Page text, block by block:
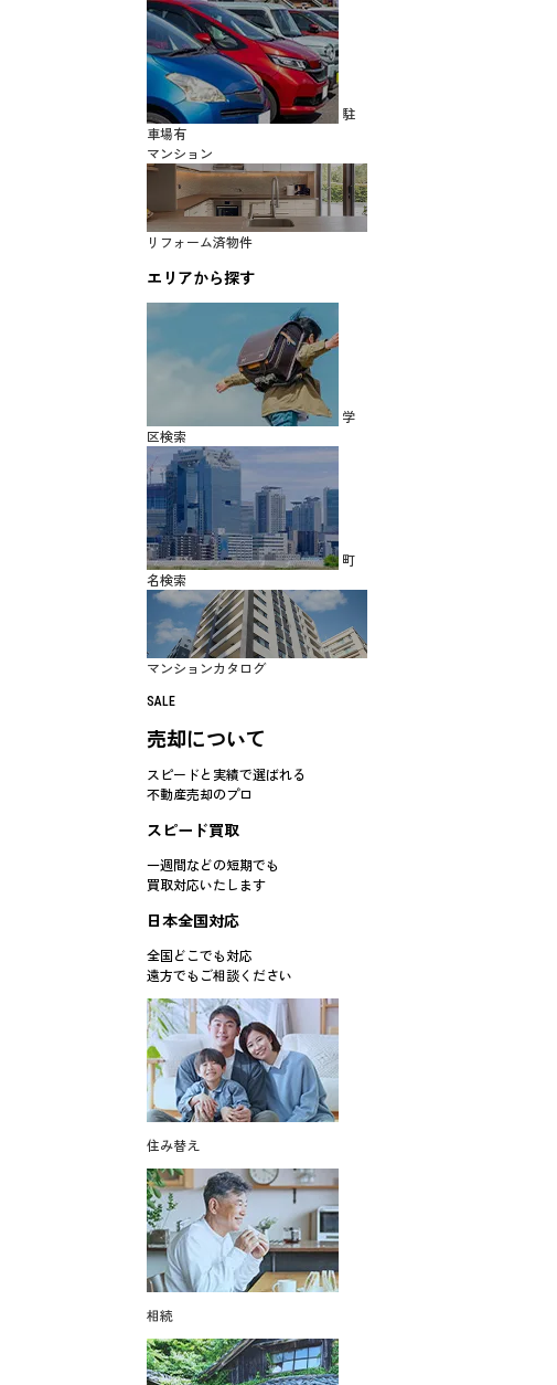
駐
車場有
マンション
リフォーム済物件
エリアから探す
学
区検索
町
名検索
マンションカタログ
SALE
売却について
スピードと実績で選ばれる
不動産売却のプロ
スピード買取
一週間などの短期でも
買取対応いたします
日本全国対応
全国どこでも対応
遠方でもご相談ください
住み替え
相続